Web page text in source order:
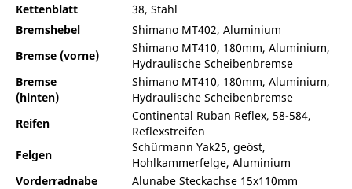
Kettenblatt
38, Stahl
Bremshebel
Shimano MT402, Aluminium
Bremse (vorne)
Shimano MT410, 180mm, Aluminium,
Hydraulische Scheibenbremse
Bremse
(hinten)
Shimano MT410, 180mm, Aluminium,
Hydraulische Scheibenbremse
Reifen
Continental Ruban Reflex, 58-584,
Reflexstreifen
Felgen
Schürmann Yak25, geöst,
Hohlkammerfelge, Aluminium
Vorderradnabe
Alunabe Steckachse 15x110mm